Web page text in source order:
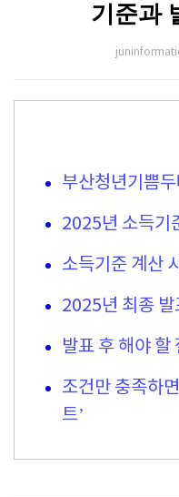
기준과
부산청년기쁨
2025년 소득기
소득기준 계산
2025년 최종 발
발표 후 해야 할
조건만 충족하
트’